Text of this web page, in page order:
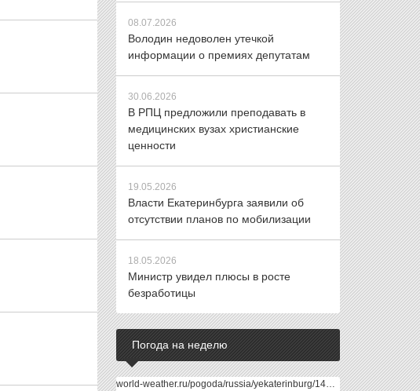
08.07.2026
Володин недоволен утечкой
информации о премиях депутатам
30.06.2026
В РПЦ предложили преподавать в
медицинских вузах христианские
ценности
19.05.2026
Власти Екатеринбурга заявили об
отсутствии планов по мобилизации
18.05.2026
Министр увидел плюсы в росте
безработицы
Погода на неделю
world-weather.ru/pogoda/russia/yekaterinburg/14days/